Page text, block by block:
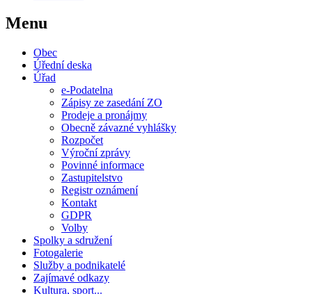
Menu
Obec
Úřední deska
Úřad
e-Podatelna
Zápisy ze zasedání ZO
Prodeje a pronájmy
Obecně závazné vyhlášky
Rozpočet
Výroční zprávy
Povinné informace
Zastupitelstvo
Registr oznámení
Kontakt
GDPR
Volby
Spolky a sdružení
Fotogalerie
Služby a podnikatelé
Zajímavé odkazy
Kultura, sport...